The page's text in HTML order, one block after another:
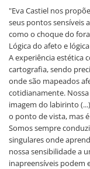
"Eva Castiel nos
seus pontos sensíveis
como o choque do
Lógica do afeto e
A experiência estética
cartografia, sendo
onde são mapeados
cotidianamente.
imagem do labirinto
o ponto de vista, mas
Somos sempre
singulares onde
nossa sensibilidade a
inapreensíveis podem